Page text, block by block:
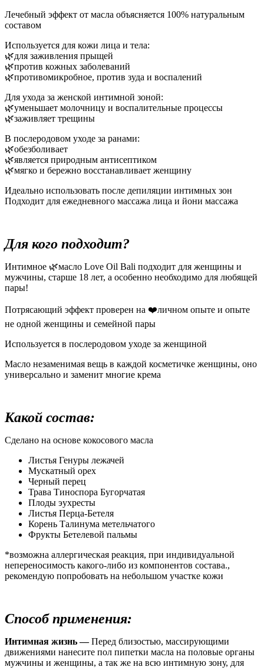
Лечебный эффект от масла объясняется 100% натуральным
составом
Используется для кожи лица и тела:
🌿для заживления прыщей
🌿против кожных заболеваний
🌿противомикробное, против зуда и воспалений
Для ухода за женской интимной зоной:
🌿уменьшает молочницу и воспалительные процессы
🌿заживляет трещины
В послеродовом уходе за ранами:
🌿обезболивает
🌿является природным антисептиком
🌿мягко и бережно восстанавливает женщину
Идеально использовать после депиляции интимных зон
Подходит для ежедневного массажа лица и йони массажа
Для кого подходит?
Интимное 🌿масло Love Oil Bali подходит для женщины и
мужчины, старше 18 лет, а особенно необходимо для любящей
пары!
Потрясающий эффект проверен на ❤️личном опыте и опыте
не одной женщины и семейной пары
Используется в послеродовом уходе за женщиной
Масло незаменимая вещь в каждой косметичке женщины, оно
универсально и заменит многие крема
Какой состав:
Сделано на основе кокосового масла
Листья Генуры лежачей
Мускатный орех
Черный перец
Трава Тиноспора Бугорчатая
Плоды эухресты
Листья Перца-Бетеля
Корень Талинума метельчатого
Фрукты Бетелевой пальмы
*возможна аллергическая реакция, при индивидуальной
непереносимость какого-либо из компонентов состава.,
рекомендую попробовать на небольшом участке кожи
Способ применения:
Интимная жизнь —Перед близостью, массирующими
движениями нанесите пол пипетки масла на половые органы
мужчины и женщины, а так же на всю интимную зону, для